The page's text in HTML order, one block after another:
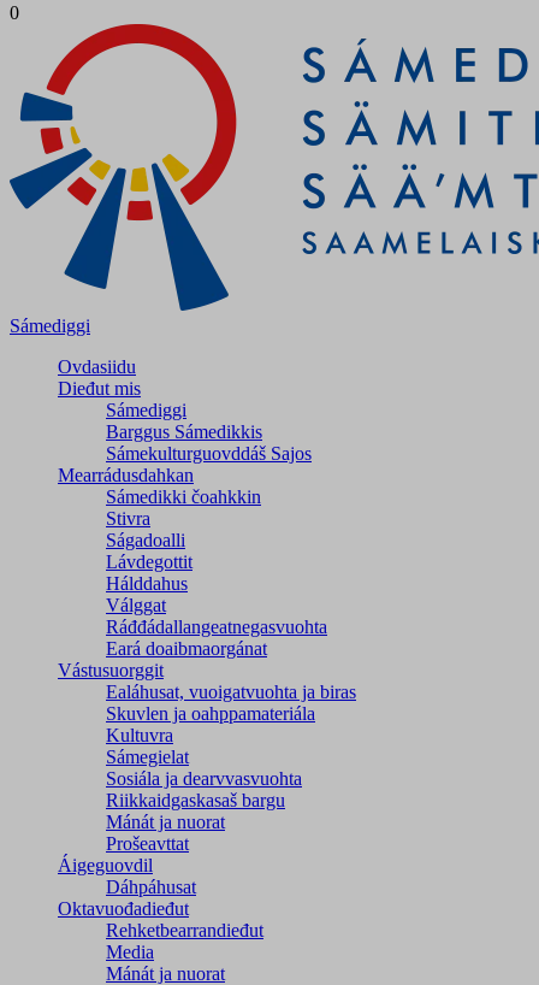
0
Sámediggi
Ovdasiidu
Dieđut mis
Sámediggi
Barggus Sámedikkis
Sámekulturguovddáš Sajos
Mearrádusdahkan
Sámedikki čoahkkin
Stivra
Ságadoalli
Lávdegottit
Hálddahus
Válggat
Ráđđádallangeatnegas­vuohta
Eará doaibmaorgánat
Vástusuorggit
Ealáhusat, vuoigatvuohta ja biras
Skuvlen ja oahppamateriála
Kultuvra
Sámegielat
Sosiála ja dearvvasvuohta
Riikkaidgaskasaš bargu
Mánát ja nuorat
Prošeavttat
Áigeguovdil
Dáhpáhusat
Oktavuođadieđut
Rehketbearrandieđut
Media
Mánát ja nuorat